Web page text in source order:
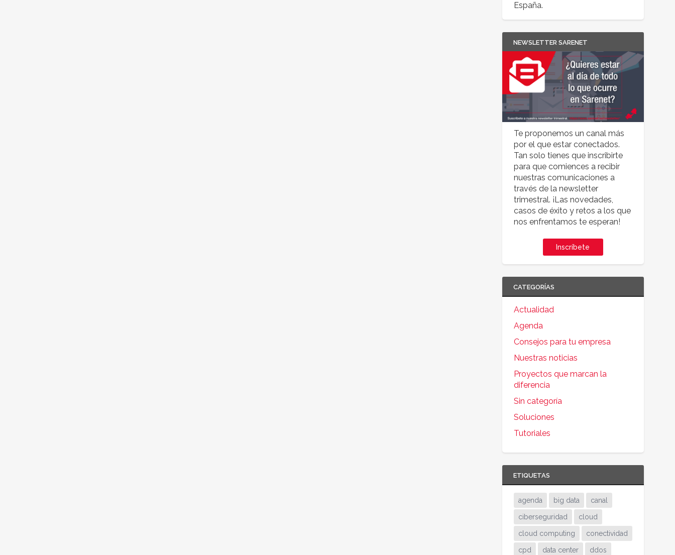
España.
NEWSLETTER SARENET
Te proponemos un canal más
por el que estar conectados.
Tan solo tienes que inscribirte
para que comiences a recibir
nuestras comunicaciones a
través de la newsletter
trimestral. ¡Las novedades,
casos de éxito y retos a los que
nos enfrentamos te esperan!
Inscríbete
CATEGORÍAS
Actualidad
Agenda
Consejos para tu empresa
Nuestras noticias
Proyectos que marcan la
diferencia
Sin categoría
Soluciones
Tutoriales
ETIQUETAS
agenda big data canal
ciberseguridad cloud
cloud computing conectividad
cpd data center ddos